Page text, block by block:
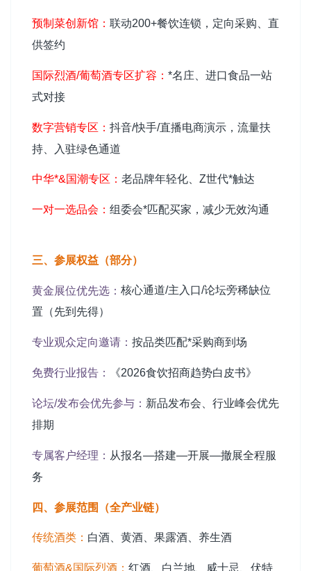
预制菜创新馆 ： 联动200+餐饮连锁，定向采购、直
供签约
国际烈酒/葡萄酒专区扩容： *名庄、进口食品一站
式对接
数字营销专区： 抖音/快手/直播电商演示，流量扶
持、入驻绿色通道
中华*&国潮专区： 老品牌年轻化、Z世代*触达
一对一选品会： 组委会*匹配买家，减少无效沟通
三、参展权益（部分）
黄金展位优先选： 核心通道/主入口/论坛旁稀缺位
置（先到先得）
专业观众定向邀请： 按品类匹配*采购商到场
免费行业报告： 《2026食饮招商趋势白皮书》
论坛/发布会优先参与： 新品发布会、行业峰会优先
排期
专属客户经理： 从报名—搭建—开展—撤展全程服
务
四、参展范围（全产业链）
传统酒类： 白酒、黄酒、果露酒、养生酒
葡萄酒&国际烈酒： 红酒、白兰地、威士忌、伏特